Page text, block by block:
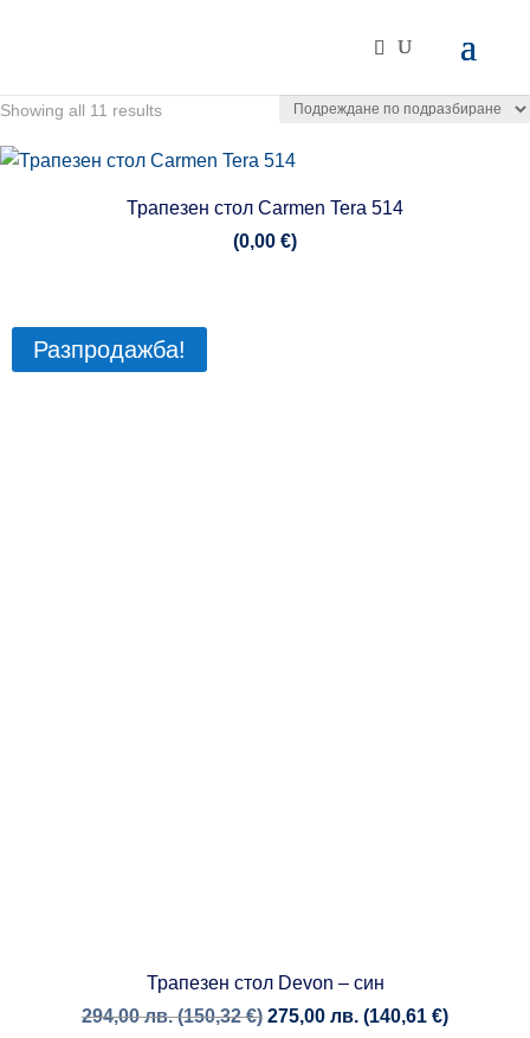
Showing all 11 results
Трапезен стол Carmen Tera 514
(0,00 €)
Разпродажба!
Трапезен стол Devon – син
294,00лв. (150,32€) 275,00 лв. (140,61 €)